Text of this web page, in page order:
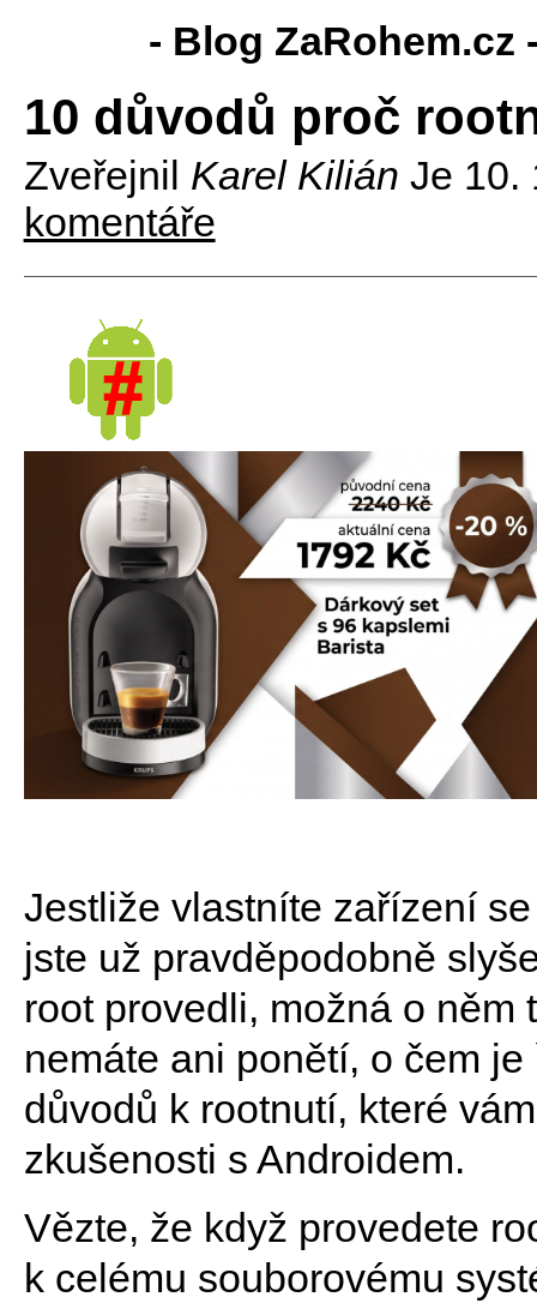
- Blog ZaRohem.cz
10 důvodů proč
Zveřejnil Karel Kilián Je 10.
komentáře
Jestliže vlastníte zařízení
jste už pravděpodobně
root provedli, možná o něm
nemáte ani ponětí, o čem
důvodů k rootnutí, které
zkušenosti s Androidem.
Vězte, že když provedete
k celému souborovému